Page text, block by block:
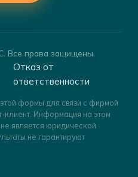
Все права защищены.
Отказ от
ответственности
формы для связи с фирмой
клиент. Информация на этом
является юридической
не гарантируют